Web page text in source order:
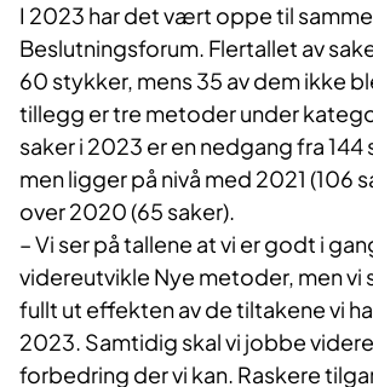
I 2023 har det vært oppe til
Beslutningsforum. Flertallet av
60 stykker, mens 35 av dem ikke
tillegg er tre metoder under
saker i 2023 er en nedgang fra 144
men ligger på nivå med 2021 (106
over 2020 (65 saker).
– Vi ser på tallene at vi er godt i
videreutvikle Nye metoder, men vi
fullt ut effekten av de tiltakene vi
2023. Samtidig skal vi jobbe
forbedring der vi kan. Raskere